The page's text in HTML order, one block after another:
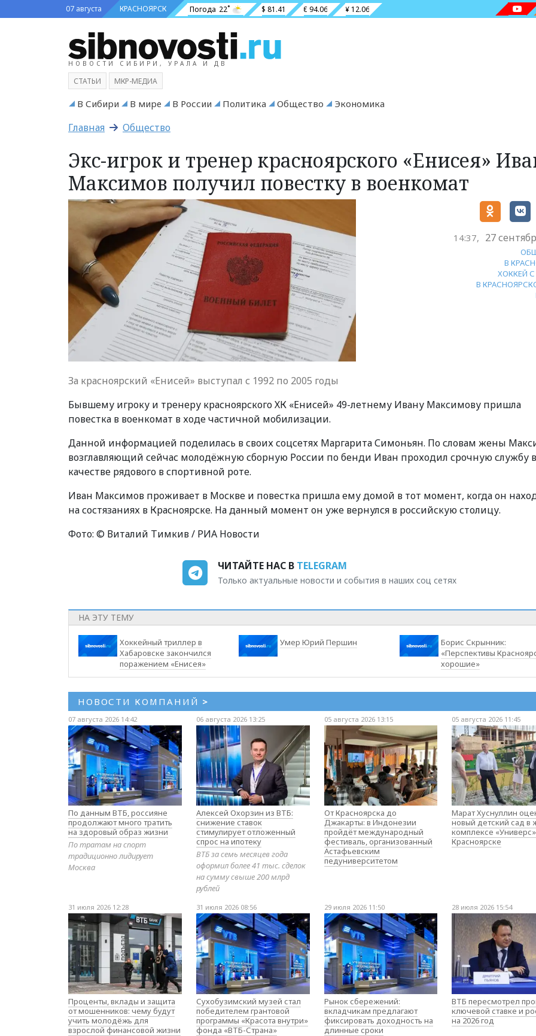
07 августа КРАСНОЯРСК Погода 22˚ $ 81.41 € 94.06 ¥ 12.06
НОВОСТИ СИБИРИ, УРАЛА И ДВ
СТАТЬИ МКР-МЕДИА
В Сибири В мире В России Политика Общество Экономика
Главная Общество
Экс-игрок и тренер красноярского «Енисея»
Максимов получил повестку в военкомат
14:37, 27
В
ХОККЕЙ
В
За красноярский «Енисей» выступал с 1992 по 2005 годы
Бывшему игроку и тренеру красноярского ХК «Енисей» 49-летнему Ивану Максимову пришла
повестка в военкомат в ходе частичной мобилизации.
Данной информацией поделилась в своих соцсетях Маргарита Симоньян. По словам жены
возглавляющий сейчас молодёжную сборную России по бенди Иван проходил срочную службу в
качестве рядового в спортивной роте.
Иван Максимов проживает в Москве и повестка пришла ему домой в тот момент, когда он
на состязаниях в Красноярске. На данный момент он уже вернулся в российскую столицу.
Фото: © Виталий Тимкив / РИА Новости
ЧИТАЙТЕ НАС В TELEGRAM
Только актуальные новости и события в наших соц сетях
НА ЭТУ ТЕМУ
Хоккейный триллер в
Хабаровске закончился
поражением «Енисея»
Умер Юрий Першин
Борис Скрынник:
«Перспективы
хорошие»
НОВОСТИ КОМПАНИЙ >
07 августа 2026 14:42
По данным ВТБ, россияне
продолжают много тратить
на здоровый образ жизни
По тратам на спорт
традиционно лидирует
Москва
06 августа 2026 13:25
Алексей Охорзин из ВТБ:
снижение ставок
стимулирует отложенный
спрос на ипотеку
ВТБ за семь месяцев года
оформил более 41 тыс. сделок
на сумму свыше 200 млрд
рублей
05 августа 2026 13:15
От Красноярска до
Джакарты: в Индонезии
пройдёт международный
фестиваль, организованный
Астафьевским
педуниверситетом
05 августа 2026 11:45
Марат Хуснуллин
новый детский сад в
комплексе
Красноярске
31 июля 2026 12:28
Проценты, вклады и защита
от мошенников: чему будут
учить молодёжь для
взрослой финансовой жизни
31 июля 2026 08:56
Сухобузимский музей стал
победителем грантовой
программы «Красота внутри»
фонда «ВТБ-Страна»
29 июля 2026 11:50
Рынок сбережений:
вкладчикам предлагают
фиксировать доходность на
длинные сроки
28 июля 2026 15:54
ВТБ пересмотрел
ключевой ставке и
на 2026 год